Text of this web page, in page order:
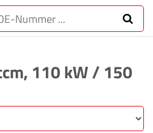
110 kW / 150